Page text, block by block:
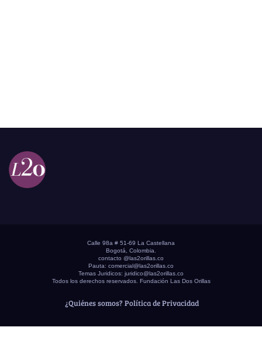
Calle 98a # 51-69 La Castellana
Bogotá, Colombia.
contacto @las2orillas.co
Pauta: comercial@las2orillas.co
Temas Juridicos: juridico@las2orillas.co
Todos los derechos reservados. Fundación Las Dos Orillas
¿Quiénes somos? Política de Privacidad